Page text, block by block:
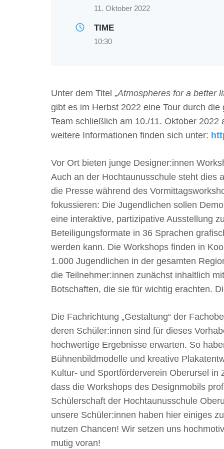
11. Oktober 2022
TIME
10:30
Unter dem Titel „Atmospheres for a better
gibt es im Herbst 2022 eine Tour durch
Team schließlich am 10./11. Oktober
weitere Informationen finden sich unter:
Vor Ort bieten junge Designer:innen
Auch an der Hochtaunusschule steht dies
die Presse während des
fokussieren: Die Jugendlichen sollen
eine interaktive, partizipative Ausstellung
Beteiligungsformate in 36 Sprachen
werden kann. Die Workshops finden in
1.000 Jugendlichen in der gesamten
die Teilnehmer:innen zunächst inhaltlich
Botschaften, die sie für wichtig erachten.
Die Fachrichtung „Gestaltung“ der
deren Schüler:innen sind für dieses
hochwertige Ergebnisse erwarten. So
Bühnenbildmodelle und kreative
Kultur- und Sportförderverein Oberursel
dass die Workshops des Designmobils
Schülerschaft der Hochtaunusschule
unsere Schüler:innen haben hier einiges
nutzen Chancen! Wir setzen uns
mutig voran!